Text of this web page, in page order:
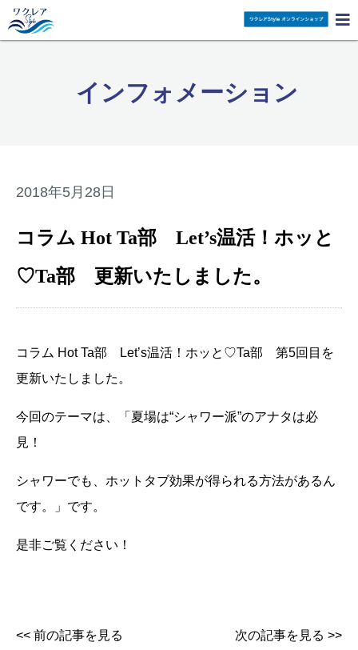

インフォメーション
2018年5月28日
コラム Hot Ta部 Let’s温活！ホッと
♡Ta部 更新いたしました。
コラム Hot Ta部 Let’s温活！ホッと♡Ta部 第5回目を
更新いたしました。
今回のテーマは、「夏場は“シャワー派”のアナタは必
見！
シャワーでも、ホットタブ効果が得られる方法があるん
です。」です。
是非ご覧ください！
<< 前の記事を見る 次の記事を見る >>